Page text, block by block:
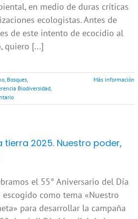
en medio de duras críticas
ecologistas. Antes de
de este intento de ecocidio al
quiero [...]
, Bosques,
Biodiversidad,
Más información
tierra 2025. Nuestro poder,
el 55° Aniversario del Día
escogido como tema «Nuestro
para desarrollar la campaña